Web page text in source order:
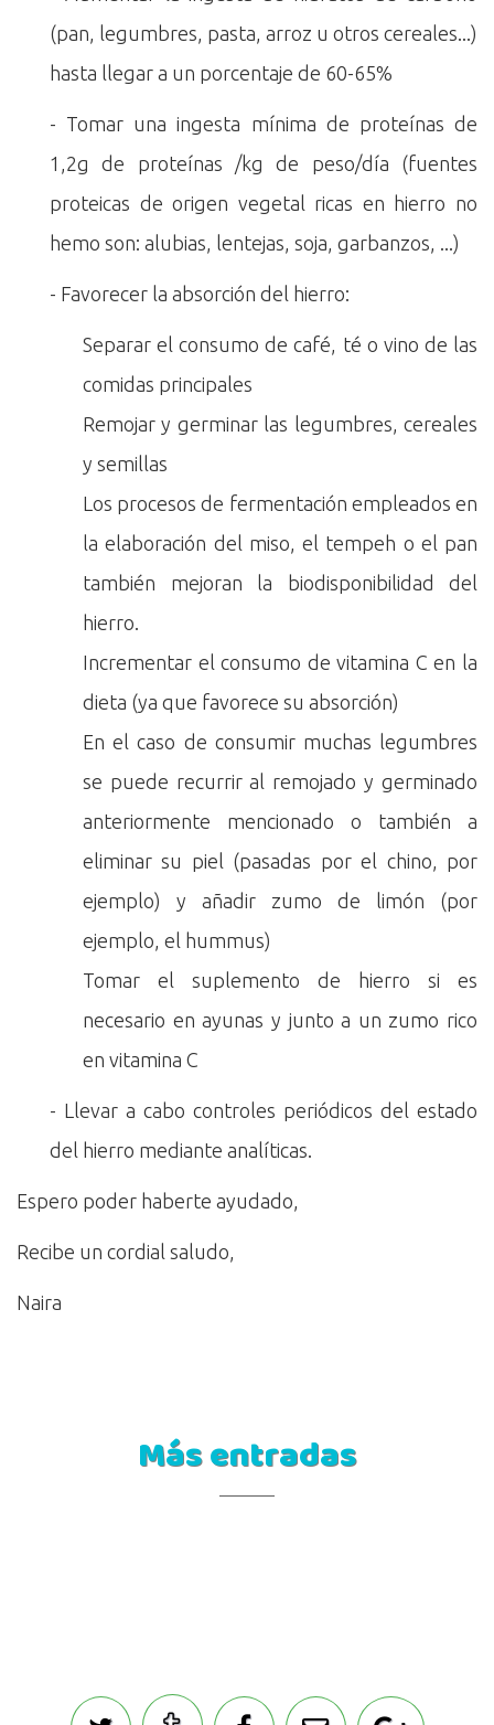
(pan, legumbres, pasta, arroz u otros cereales...)
hasta llegar a un porcentaje de 60-65%
- Tomar una ingesta mínima de proteínas de
1,2g de proteínas /kg de peso/día (fuentes
proteicas de origen vegetal ricas en hierro no
hemo son: alubias, lentejas, soja, garbanzos, ...)
- Favorecer la absorción del hierro:
Separar el consumo de café, té o vino de las
comidas principales
Remojar y germinar las legumbres, cereales
y semillas
Los procesos de fermentación empleados en
la elaboración del miso, el tempeh o el pan
también mejoran la biodisponibilidad del
hierro.
Incrementar el consumo de vitamina C en la
dieta (ya que favorece su absorción)
En el caso de consumir muchas legumbres
se puede recurrir al remojado y germinado
anteriormente mencionado o también a
eliminar su piel (pasadas por el chino, por
ejemplo) y añadir zumo de limón (por
ejemplo, el hummus)
Tomar el suplemento de hierro si es
necesario en ayunas y junto a un zumo rico
en vitamina C
- Llevar a cabo controles periódicos del estado
del hierro mediante analíticas.
Espero poder haberte ayudado,
Recibe un cordial saludo,
Naira
Más entradas